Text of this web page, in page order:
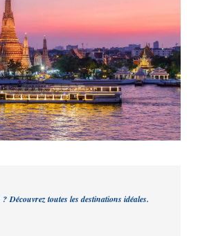
? Découvrez toutes les destinations idéales.